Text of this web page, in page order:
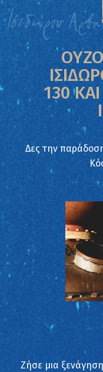
130
Δες την
Ζήσε μια